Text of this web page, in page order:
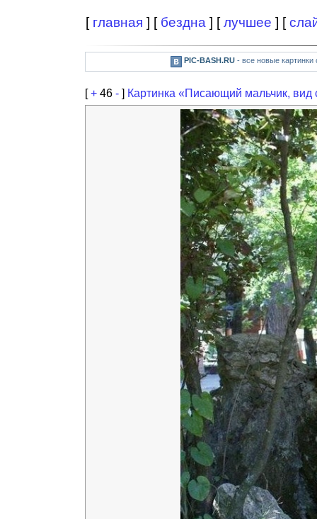
[ главная ] [ бездна ] [лучшее ] [
PIC-BASH.RU- все новые картинки
[+ 46 - ] Картинка «Писающий мальчик, вид